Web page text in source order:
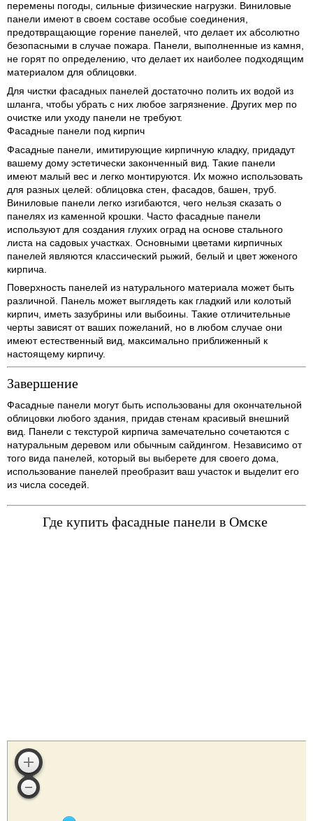
перемены погоды, сильные физические нагрузки. Виниловые
панели имеют в своем составе особые соединения,
предотвращающие горение панелей, что делает их абсолютно
безопасными в случае пожара. Панели, выполненные из камня,
не горят по определению, что делает их наиболее подходящим
материалом для облицовки.
Для чистки фасадных панелей достаточно полить их водой из
шланга, чтобы убрать с них любое загрязнение. Других мер по
очистке или уходу панели не требуют.
Фасадные панели под кирпич
Фасадные панели, имитирующие кирпичную кладку, придадут
вашему дому эстетически законченный вид. Такие панели
имеют малый вес и легко монтируются. Их можно использовать
для разных целей: облицовка стен, фасадов, башен, труб.
Виниловые панели легко изгибаются, чего нельзя сказать о
панелях из каменной крошки. Часто фасадные панели
используют для создания глухих оград на основе стального
листа на садовых участках. Основными цветами кирпичных
панелей являются классический рыжий, белый и цвет жженого
кирпича.
Поверхность панелей из натурального материала может быть
различной. Панель может выглядеть как гладкий или колотый
кирпич, иметь зазубрины или выбоины. Такие отличительные
черты зависят от ваших пожеланий, но в любом случае они
имеют естественный вид, максимально приближенный к
настоящему кирпичу.
Завершение
Фасадные панели могут быть использованы для окончательной
облицовки любого здания, придав стенам красивый внешний
вид. Панели с текстурой кирпича замечательно сочетаются с
натуральным деревом или обычным сайдингом. Независимо от
того вида панелей, который вы выберете для своего дома,
использование панелей преобразит ваш участок и выделит его
из числа соседей.
Где купить фасадные панели в Омске